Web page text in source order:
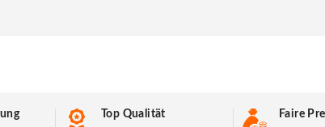
Top Qualität
Faire